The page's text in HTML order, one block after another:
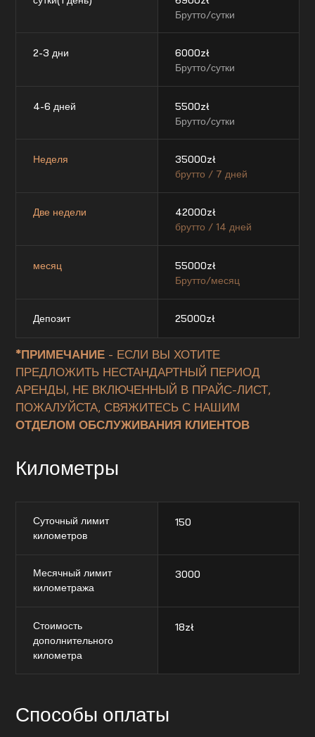
Брутто/сутки
2-3 дни 6000zł
Брутто/сутки
4-6 дней 5500zł
Брутто/сутки
Неделя 35000zł
брутто / 7 дней
Две недели 42000zł
брутто / 14 дней
месяц 55000zł
Брутто/месяц
Депозит 25000zł
*ПРИМЕЧАНИЕ - ЕСЛИ ВЫ ХОТИТЕ
ПРЕДЛОЖИТЬ НЕСТАНДАРТНЫЙ ПЕРИОД
АРЕНДЫ, НЕ ВКЛЮЧЕННЫЙ В ПРАЙС-ЛИСТ,
ПОЖАЛУЙСТА, СВЯЖИТЕСЬ С НАШИМ
ОТДЕЛОМ ОБСЛУЖИВАНИЯ КЛИЕНТОВ
Километры
Суточный лимит
километров
150
Месячный лимит
километража
3000
Стоимость
дополнительного
километра
18zł
Способы оплаты